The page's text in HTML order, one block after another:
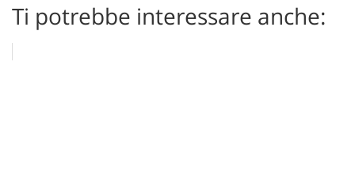
Ti potrebbe interessare anche: